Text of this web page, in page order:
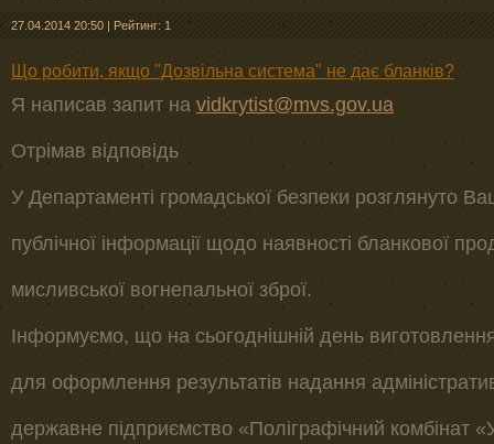
27.04.2014 20:50 | Рейтинг: 1
Що робити, якщо "Дозвільна система" не дає бланків?
Я написав запит на vidkrytist@mvs.gov.ua
Отрімав відповідь
У Департаменті громадської безпеки розглянуто
публічної інформації щодо наявності бланкової
мисливської вогнепальної зброї.
Інформуємо, що на сьогоднішній день
для оформлення результатів надання
державне підприємство «Поліграфічний комбінат